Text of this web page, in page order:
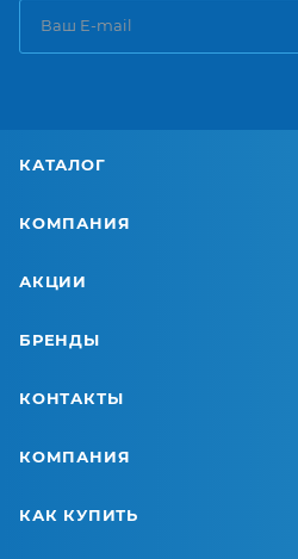
КАТАЛОГ
КОМПАНИЯ
АКЦИИ
БРЕНДЫ
КОНТАКТЫ
КОМПАНИЯ
КАК КУПИТЬ